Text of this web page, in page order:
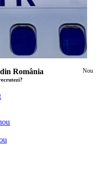
Nou
România